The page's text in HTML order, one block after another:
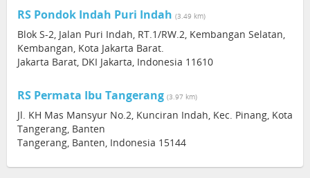
RS Pondok Indah Puri Indah (3.49 km)
Blok S-2, Jalan Puri Indah, RT.1/RW.2, Kembangan Selatan,
Kembangan, Kota Jakarta Barat.
Jakarta Barat, DKI Jakarta, Indonesia 11610
RS Permata Ibu Tangerang (3.97 km)
Jl. KH Mas Mansyur No.2, Kunciran Indah, Kec. Pinang, Kota
Tangerang, Banten
Tangerang, Banten, Indonesia 15144